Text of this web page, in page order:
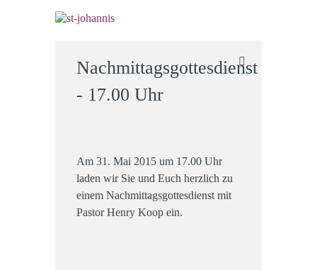
Nachmittagsgottesdienst
- 17.00 Uhr
Am 31. Mai 2015 um 17.00 Uhr
laden wir Sie und Euch herzlich zu
einem Nachmittagsgottesdienst mit
Pastor Henry Koop ein.